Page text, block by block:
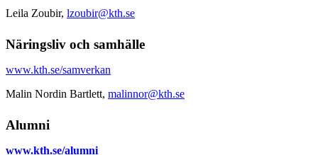
Leila Zoubir, lzoubir@kth.se
Näringsliv och samhälle
www.kth.se/samverkan
Malin Nordin Bartlett, malinnor@kth.se
Alumni
www.kth.se/alumni